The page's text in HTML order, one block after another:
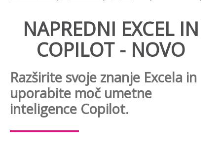
NAPREDNI EXCEL IN
COPILOT - NOVO
Razširite svoje znanje Excela in
uporabite moč umetne
inteligence Copilot.